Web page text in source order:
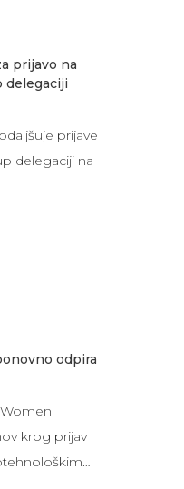
prijavo na
delegaciji
prijave
delegaciji na
odpira
krog prijav